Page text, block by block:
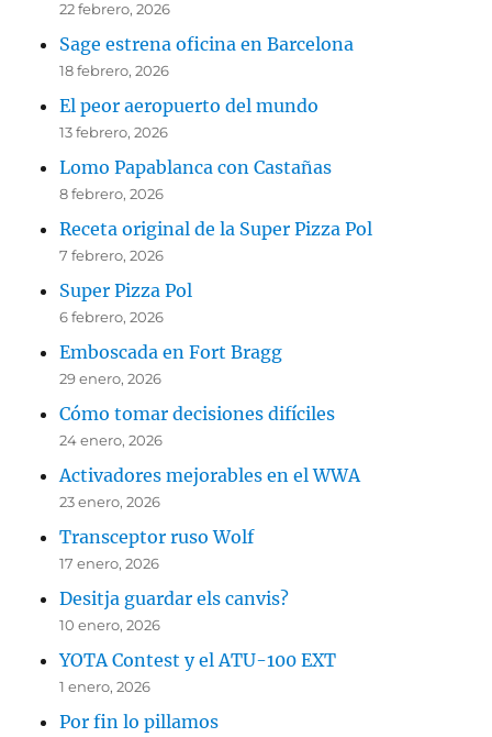
22 febrero, 2026
Sage estrena oficina en Barcelona
18 febrero, 2026
El peor aeropuerto del mundo
13 febrero, 2026
Lomo Papablanca con Castañas
8 febrero, 2026
Receta original de la Super Pizza Pol
7 febrero, 2026
Super Pizza Pol
6 febrero, 2026
Emboscada en Fort Bragg
29 enero, 2026
Cómo tomar decisiones difíciles
24 enero, 2026
Activadores mejorables en el WWA
23 enero, 2026
Transceptor ruso Wolf
17 enero, 2026
Desitja guardar els canvis?
10 enero, 2026
YOTA Contest y el ATU-100 EXT
1 enero, 2026
Por fin lo pillamos